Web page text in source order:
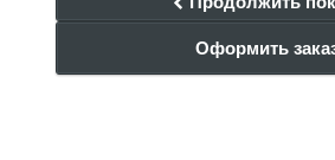
Оформить